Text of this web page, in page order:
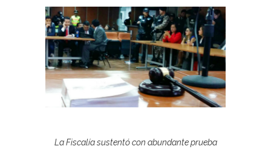
La Fiscalía sustentó con abundante prueba